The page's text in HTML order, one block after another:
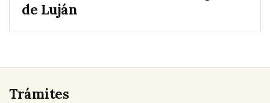
de Luján
Trámites